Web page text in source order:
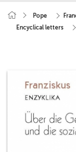
Pope
Encyclical letters